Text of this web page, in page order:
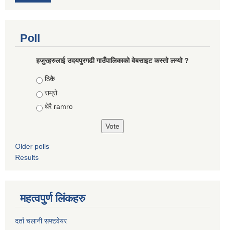
Poll
हजुरहरुलाई उदयपुरगढी गाउँपालिकाको वेबसाइट कस्तो लग्यो ?
Choices
ठिकै
राम्रो
धेरै ramro
Older polls
Results
महत्वपुर्ण लिंकहरु
दर्ता चलानी सफ्टवेयर